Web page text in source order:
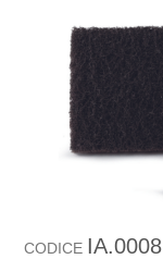
CODICE IA.0008